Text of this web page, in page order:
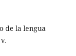
de la lengua